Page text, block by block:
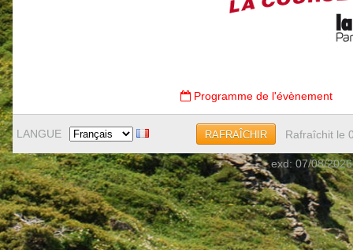
Programme de l'évènement
LANGUE RAFRAÎCHIR Rafraîchit le
exd: 07/08/